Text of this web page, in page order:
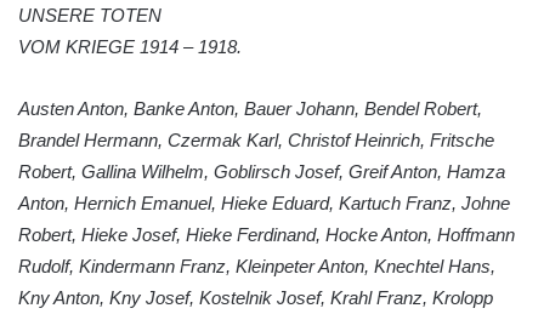
Hrob Ludvíka Tůmy na hřbitově ve Velešíně
Hrob Josefa Havla na hřbitově ve Velešíně
u kostela svatého Václava ve Velešíně
Pamětní deska 240 MILES TO FREEDOM u
pomníku obětem válek na náměstí J. V.
Kamarýta ve Velešíně
UNSERE TOTEN
VOM KRIEGE 1914 – 1918.
Austen Anton, Banke Anton, Bauer Johann, Bendel Robert,
Brandel Hermann, Czermak Karl, Christof Heinrich, Fritsche
Robert, Gallina Wilhelm, Goblirsch Josef, Greif Anton, Hamza
Anton, Hernich Emanuel, Hieke Eduard, Kartuch Franz, Johne
Robert, Hieke Josef, Hieke Ferdinand, Hocke Anton, Hoffmann
Rudolf, Kindermann Franz, Kleinpeter Anton, Knechtel Hans,
Kny Anton, Kny Josef, Kostelnik Josef, Krahl Franz, Krolopp